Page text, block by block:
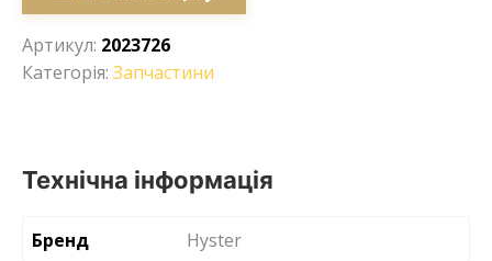
Артикул: 2023726
Категорія: Запчастини
Технічна інформація
Бренд
Hyster